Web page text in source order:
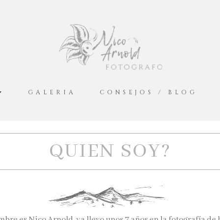
GALERIA CONSEJOS / BLOG
QUIEN SOY?